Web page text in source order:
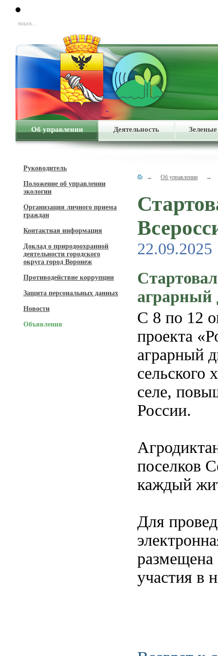
поиск…
Об управлении Деятельность
Руководитель
Положение об управлении
экологии
Организация личного приема
граждан
Контактная информация
Доклад о природоохранной
деятельности городского
округа город Воронеж
Противодействие коррупции
Защита персональных данных
Новости
Объявления
→ Об управлении →
22.09.2025
аграрный
С 8 по 12
проекта
аграрный
сельского
селе,
России.
поселков
каждый
Для
размещена
участия в